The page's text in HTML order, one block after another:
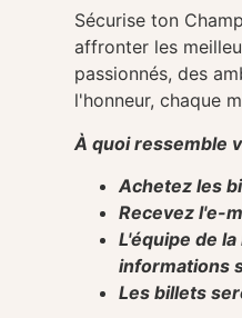
Sécurise ton
affronter les
passionnés, des
l'honneur, chaque
À quoi ressemble
Achetez les
Recevez l'e-
L'équipe de
informations
Les billets